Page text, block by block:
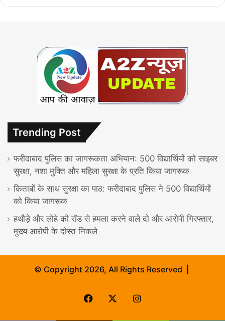
Trending Post
फरीदाबाद पुलिस का जागरूकता अभियान: 500 विद्यार्थियों को साइबर
सुरक्षा, नशा मुक्ति और महिला सुरक्षा के प्रति किया जागरूक
किताबों के साथ सुरक्षा का पाठ: फरीदाबाद पुलिस ने 500 विद्यार्थियों
को किया जागरूक
हथौड़े और लोहे की रॉड से हमला करने वाले दो और आरोपी गिरफ्तार,
मुख्य आरोपी के दोस्त निकले
© Copyright 2026, All Rights Reserved |
Facebook Instagram